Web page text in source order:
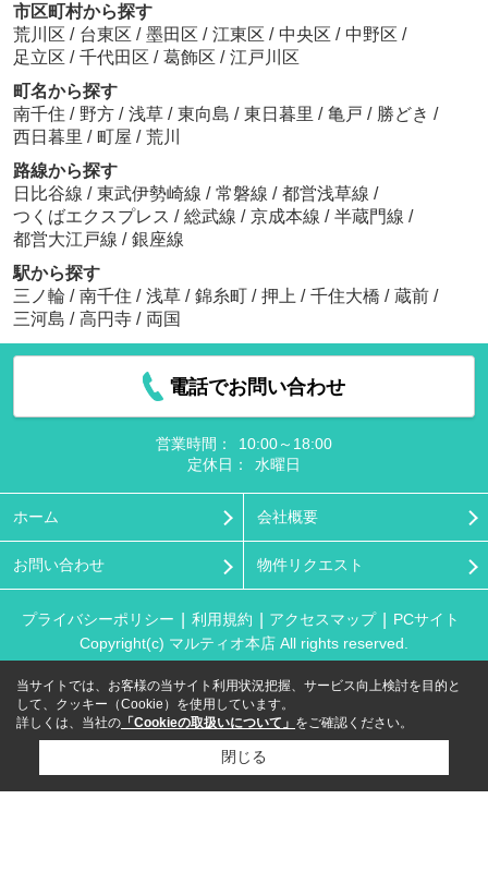
市区町村から探す
荒川区 / 台東区 / 墨田区 / 江東区 / 中央区 / 中野区 /
足立区 / 千代田区 / 葛飾区 / 江戸川区
町名から探す
南千住 / 野方 / 浅草 / 東向島 / 東日暮里 / 亀戸 / 勝どき /
西日暮里 / 町屋 / 荒川
路線から探す
日比谷線 / 東武伊勢崎線 / 常磐線 / 都営浅草線 /
つくばエクスプレス / 総武線 / 京成本線 / 半蔵門線 /
都営大江戸線 / 銀座線
駅から探す
三ノ輪 / 南千住 / 浅草 / 錦糸町 / 押上 / 千住大橋 / 蔵前 /
三河島 / 高円寺 / 両国
電話でお問い合わせ
営業時間：
10:00～18:00
定休日：
水曜日
ホーム 会社概要
お問い合わせ 物件リクエスト
プライバシーポリシー 利用規約 アクセスマップ
PCサイト
Copyright(c) マルティオ本店 All rights reserved.
当サイトでは、お客様の当サイト利用状況把握、サービス向上検討を目的と
して、クッキー（Cookie）を使用しています。
詳しくは、当社の 「Cookieの取扱いについて」 をご確認ください。
閉じる